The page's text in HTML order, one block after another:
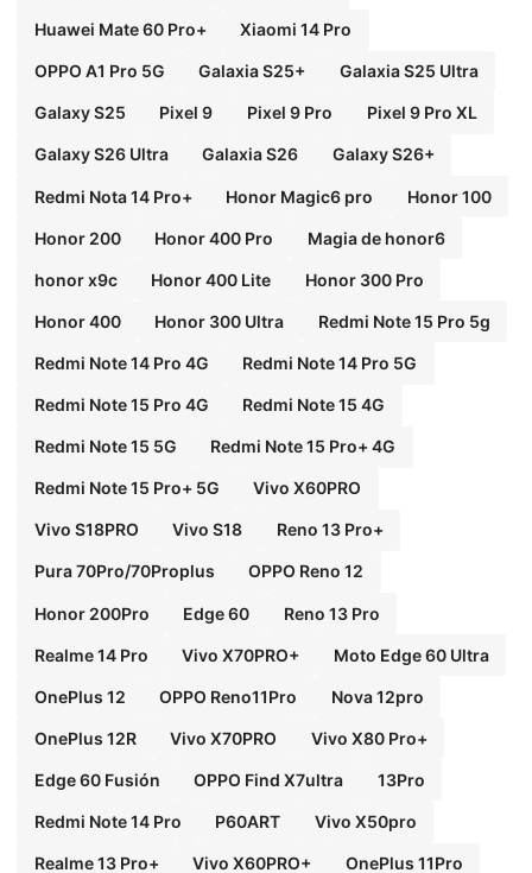
Huawei Mate 60 Pro+ Xiaomi 14 Pro
OPPO A1 Pro 5G Galaxia S25+ Galaxia S25 Ultra
Galaxy S25 Pixel 9 Pixel 9 Pro Pixel 9 Pro XL
Galaxy S26 Ultra Galaxia S26 Galaxy S26+
Redmi Nota 14 Pro+ Honor Magic6 pro Honor 100
Honor 200 Honor 400 Pro Magia de honor6
honor x9c Honor 400 Lite Honor 300 Pro
Honor 400 Honor 300 Ultra Redmi Note 15 Pro 5g
Redmi Note 14 Pro 4G Redmi Note 14 Pro 5G
Redmi Note 15 Pro 4G Redmi Note 15 4G
Redmi Note 15 5G Redmi Note 15 Pro+ 4G
Redmi Note 15 Pro+ 5G Vivo X60PRO
Vivo S18PRO Vivo S18 Reno 13 Pro+
Pura 70Pro/70Proplus OPPO Reno 12
Honor 200Pro Edge 60 Reno 13 Pro
Realme 14 Pro Vivo X70PRO+ Moto Edge 60 Ultra
OnePlus 12 OPPO Reno11Pro Nova 12pro
OnePlus 12R Vivo X70PRO Vivo X80 Pro+
Edge 60 Fusión OPPO Find X7ultra 13Pro
Redmi Note 14 Pro P60ART Vivo X50pro
Realme 13 Pro+ Vivo X60PRO+ OnePlus 11Pro